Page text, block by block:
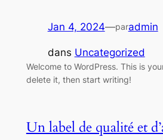
Jan 4, 2024—paradmin
dans Uncategorized
Welcome to WordPress. This is
delete it, then start writing!
Un label de qualité et